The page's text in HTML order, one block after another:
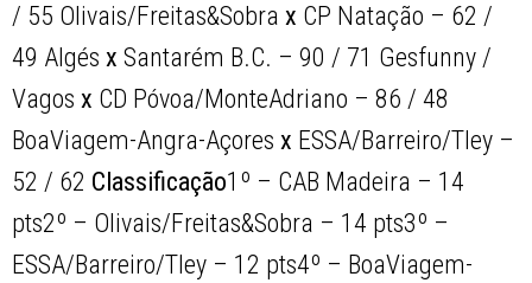
/ 55 Olivais/Freitas&Sobrax CP Natação – 62 /
49 Algésx Santarém B.C. – 90 / 71 Gesfunny /
Vagosx CD Póvoa/MonteAdriano – 86 / 48
BoaViagem-Angra-Açoresx ESSA/Barreiro/Tley –
52 / 62 Classificação1º – CAB Madeira – 14
pts2º – Olivais/Freitas&Sobra – 14 pts3º –
ESSA/Barreiro/Tley – 12 pts4º – BoaViagem-